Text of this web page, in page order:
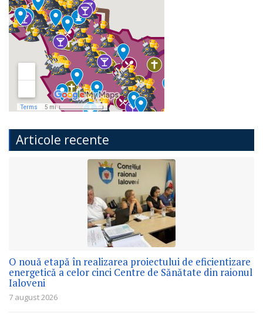
Articole recente
O nouă etapă în realizarea proiectului de eficientizare
energetică a celor cinci Centre de Sănătate din raionul
Ialoveni
7 august 2026